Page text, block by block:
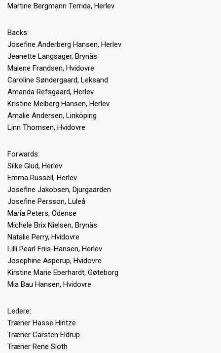
Martine Bergmann Terrida, Herlev
Backs:
Josefine Anderberg Hansen, Herlev
Jeanette Langsager, Brynäs
Malene Frandsen, Hvidovre
Caroline Søndergaard, Leksand
Amanda Refsgaard, Herlev
Kristine Melberg Hansen, Herlev
Amalie Andersen, Linköping
Linn Thomsen, Hvidovre
Forwards:
Silke Glud, Herlev
Emma Russell, Herlev
Josefine Jakobsen, Djurgaarden
Josefine Persson, Luleå
Maria Peters, Odense
Michele Brix Nielsen, Brynäs
Natalie Perry, Hvidovre
Lilli Pearl Friis-Hansen, Herlev
Josephine Asperup, Hvidovre
Kirstine Marie Eberhardt, Gøteborg
Mia Bau Hansen, Hvidovre
Ledere:
Træner Hasse Hintze
Træner Carsten Eldrup
Træner Rene Sloth